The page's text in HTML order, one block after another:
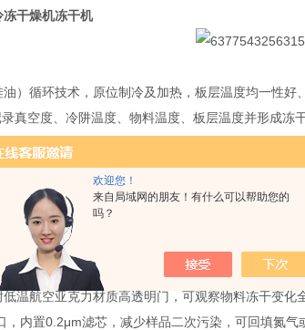
欢迎您！
来自局域网的朋友！有什么可以帮助您的
吗？
干燥机冻干机
）循环技术，原位制冷及加热，板层温度均一性好
真空度、冷阱温度、物料温度、板层温度并形成
存储，配置USB通讯接口；
干升华过程全自动或半自动控制。
计，满足生物制药行业前期工艺摸索的同时并提高
钟内真空度达不到100帕以下自动停止真空泵运行
全封闭式压缩机组和国际标准绿色环保冷煤，制冷
保护及压力过载保护系统。
温航空亚克力材质高透明门，可观察物料冻干变化
，内置0.2μm滤芯，减少样品二次污染，可回填氮气